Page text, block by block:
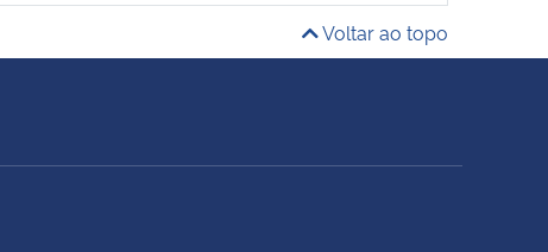
Voltar ao topo